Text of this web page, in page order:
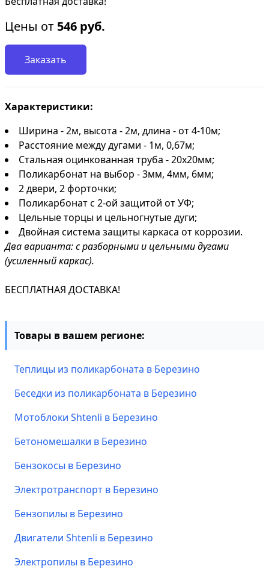
Цены от 546 руб.
Заказать
Характеристики:
Ширина - 2м, высота - 2м, длина - от 4-10м;
Расстояние между дугами - 1м, 0,67м;
Стальная оцинкованная труба - 20х20мм;
Поликарбонат на выбор - 3мм, 4мм, 6мм;
2 двери, 2 форточки;
Поликарбонат с 2-ой защитой от УФ;
Цельные торцы и цельногнутые дуги;
Двойная система защиты каркаса от коррозии.
Два варианта: с разборными и цельными дугами
(усиленный каркас).
БЕСПЛАТНАЯ ДОСТАВКА!
Товары в вашем регионе:
Теплицы из поликарбоната в Березино
Беседки из поликарбоната в Березино
Мотоблоки Shtenli в Березино
Бетономешалки в Березино
Бензокосы в Березино
Электротранспорт в Березино
Бензопилы в Березино
Двигатели Shtenli в Березино
Электропилы в Березино